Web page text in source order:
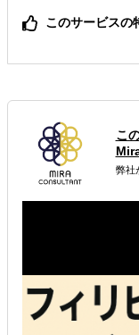
このサービスの
御社のブラン
ィブに刺さるコ
る翻訳では海
属するジャンル
海外市場調査・マー
有効なプロモーショ
自社商材に最適な販
こ
弊社